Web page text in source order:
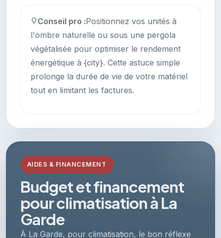
Conseil pro :Positionnez vos unités à
l'ombre naturelle ou sous une pergola
végétalisée pour optimiser le rendement
énergétique à {city}. Cette astuce simple
prolonge la durée de vie de votre matériel
tout en limitant les factures.
AIDES & FINANCEMENT
Budget et financement
pour climatisation à La
Garde
À La Garde, pour climatisation, le bon réflexe